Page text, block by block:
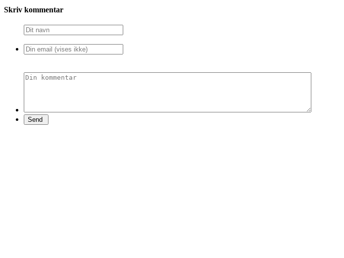
Skriv kommentar